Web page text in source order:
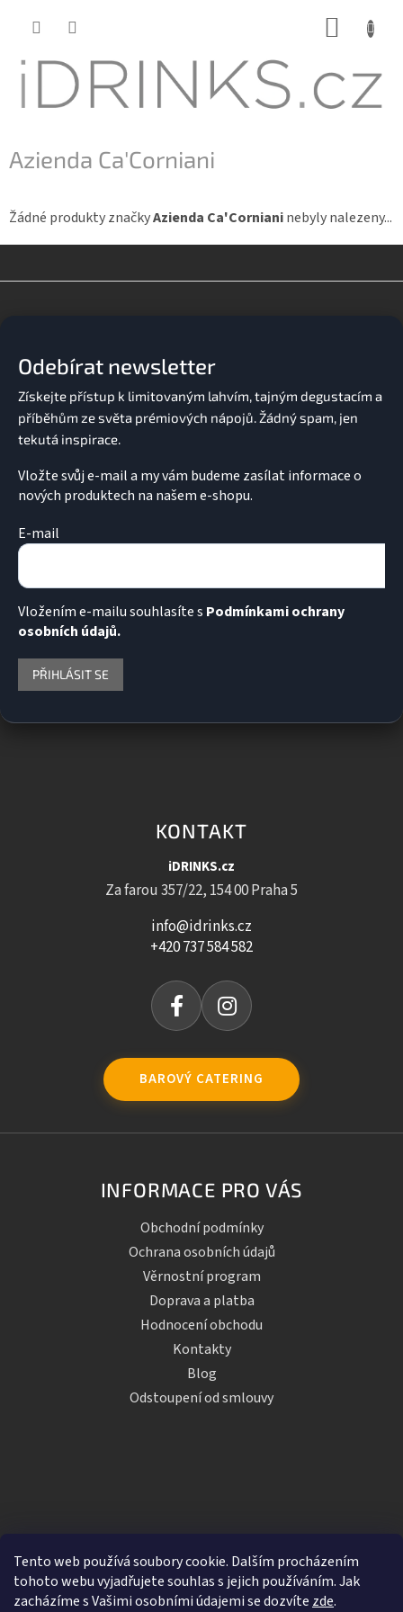
Tento web používá soubory cookie. Dalším procházením
tohoto webu vyjadřujete souhlas s jejich používáním. Jak
zacházíme s Vašimi osobními údajemi se dozvíte zde.
Azienda Ca'Corniani
Žádné produkty značkyAzienda Ca'Cornianinebyly nalezeny...
Odebírat newsletter
Vložte svůj e-mail a my vám budeme zasílat informace o
nových produktech na našem e-shopu.
E-mail
Vložením e-mailu souhlasíte s Podmínkami ochrany
osobních údajů.
PŘIHLÁSIT SE
KONTAKT
iDRINKS.cz
Za farou 357/22, 154 00 Praha 5
info@idrinks.cz
+420 737 584 582
BAROVÝ CATERING
INFORMACE PRO VÁS
Obchodní podmínky
Ochrana osobních údajů
Věrnostní program
Doprava a platba
Hodnocení obchodu
Kontakty
Blog
Odstoupení od smlouvy
Vytvořil Shoptet